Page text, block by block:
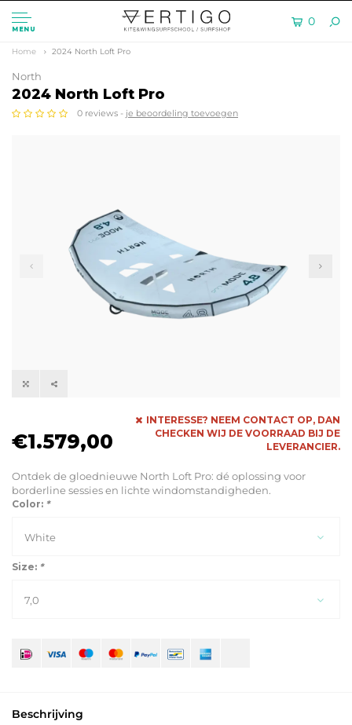
MENU
0
Home 2024 North Loft Pro
North
2024 North Loft Pro
0 reviews - je beoordeling toevoegen
€1.579,00
INTERESSE? NEEM CONTACT OP, DAN
CHECKEN WIJ DE VOORRAAD BIJ DE
LEVERANCIER.
Ontdek de gloednieuwe North Loft Pro: dé oplossing voor
borderline sessies en lichte windomstandigheden.
Color: *
White
Size: *
7,0
Beschrijving